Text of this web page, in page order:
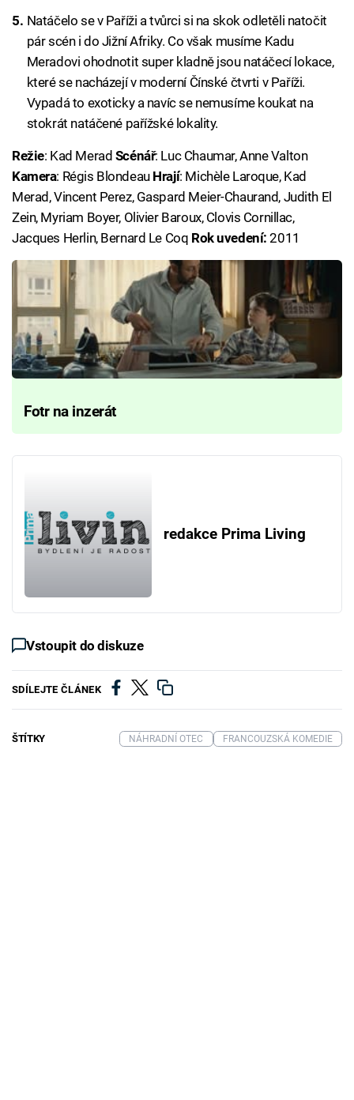
Natáčelo se v Paříži a tvůrci si na skok odletěli natočit
pár scén i do Jižní Afriky. Co však musíme Kadu
Meradovi ohodnotit super kladně jsou natáčecí lokace,
které se nacházejí v moderní Čínské čtvrti v Paříži.
Vypadá to exoticky a navíc se nemusíme koukat na
stokrát natáčené pařížské lokality.
Režie: Kad Merad Scénář: Luc Chaumar, Anne Valton
Kamera: Régis Blondeau Hrají: Michèle Laroque, Kad
Merad, Vincent Perez, Gaspard Meier-Chaurand, Judith El
Zein, Myriam Boyer, Olivier Baroux, Clovis Cornillac,
Jacques Herlin, Bernard Le Coq Rok uvedení: 2011
Fotr na inzerát
redakce Prima Living
Vstoupit do diskuze
SDÍLEJTE ČLÁNEK
ŠTÍTKY NÁHRADNÍ OTEC FRANCOUZSKÁ KOMEDIE